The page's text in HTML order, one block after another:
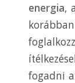
energia,
fogadni